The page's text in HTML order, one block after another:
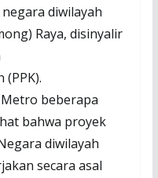
diwilayah
Raya, disinyalir
beberapa
bahwa proyek
diwilayah
secara asal